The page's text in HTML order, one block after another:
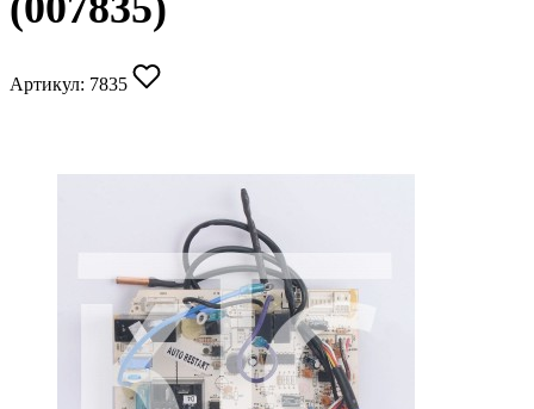
Артикул: 7835